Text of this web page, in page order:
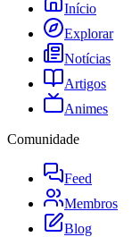
Início
Explorar
Notícias
Artigos
Animes
Comunidade
Feed
Membros
Blog